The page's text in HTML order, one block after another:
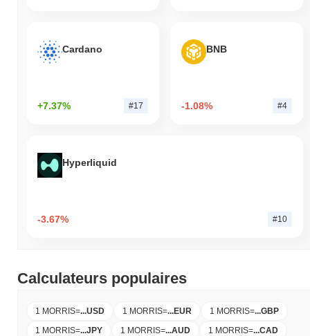
Cardano
+7.37% #17
BNB
-1.08% #4
Hyperliquid
-3.67% #10
Calculateurs populaires
1 MORRIS=...USD 1 MORRIS=...EUR 1 MORRIS=...GBP
1 MORRIS=...JPY 1 MORRIS=...AUD 1 MORRIS=...CAD